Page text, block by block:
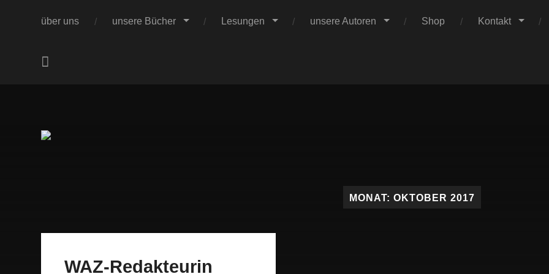
über uns unsere Bücher Lesungen unsere Autoren Shop Kontakt
Verlag
MONAT: OKTOBER 2017
WAZ-Redakteurin